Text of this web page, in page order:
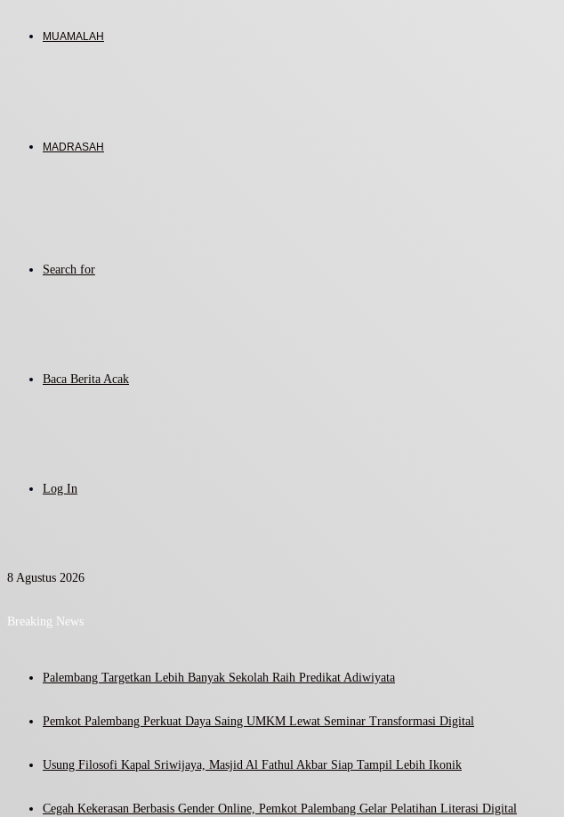
MUAMALAH
MADRASAH
Search for
Baca Berita Acak
Log In
8 Agustus 2026
Breaking News
Palembang Targetkan Lebih Banyak Sekolah Raih Predikat Adiwiyata
Pemkot Palembang Perkuat Daya Saing UMKM Lewat Seminar Transformasi Digital
Usung Filosofi Kapal Sriwijaya, Masjid Al Fathul Akbar Siap Tampil Lebih Ikonik
Cegah Kekerasan Berbasis Gender Online, Pemkot Palembang Gelar Pelatihan Literasi Digital